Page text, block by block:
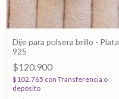
Dije para pulsera brillo - Plata
925
$120.900
$102.765 con Transferencia o
depósito